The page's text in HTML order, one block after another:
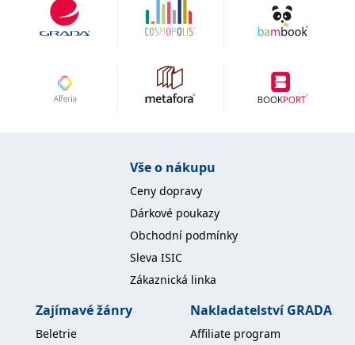
Vše o nákupu
Ceny dopravy
Dárkové poukazy
Obchodní podmínky
Sleva ISIC
Zákaznická linka
Zajímavé žánry
Beletrie
Nakladatelství GRADA
Affiliate program